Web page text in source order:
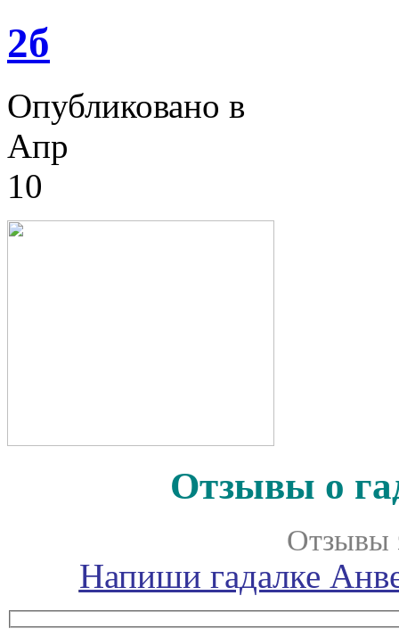
2б
Опубликовано в
Апр
10
Отзывы о
Отзывы
Напиши гадалке